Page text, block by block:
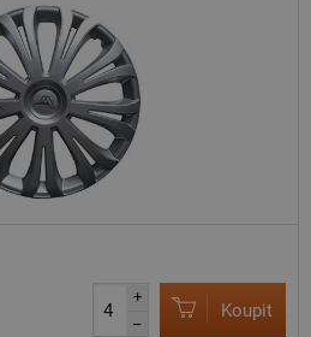
+
–
Koupit